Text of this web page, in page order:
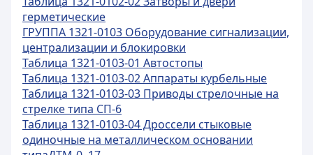
герметические
ГРУППА 1321-0103 Оборудование сигнализации,
централизации и блокировки
Таблица 1321-0103-01 Автостопы
Таблица 1321-0103-02 Аппараты курбельные
Таблица 1321-0103-03 Приводы стрелочные на
стрелке типа СП-6
Таблица 1321-0103-04 Дроссели стыковые
одиночные на металлическом основании